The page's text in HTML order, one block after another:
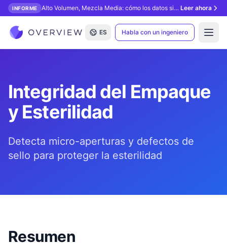
INFORME Alto Volumen, Mezcla Media: cómo los datos sintéticos desbloquean la inspección con IA. Leer ahora
ES Habla con un ingeniero
Integridad del Empaque
y Esterilidad
Detecta micro-aperturas y defectos de
sello para proteger la esterilidad
Resumen